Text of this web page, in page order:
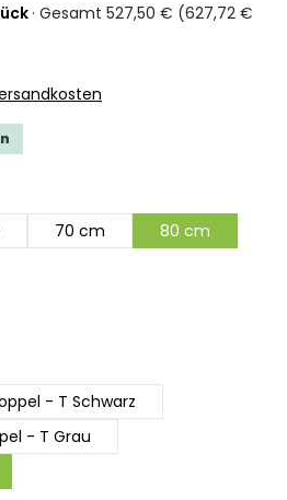
· Gesamt 527,50 € (627,72 €
70 cm 80 cm
- T Schwarz
- T Grau